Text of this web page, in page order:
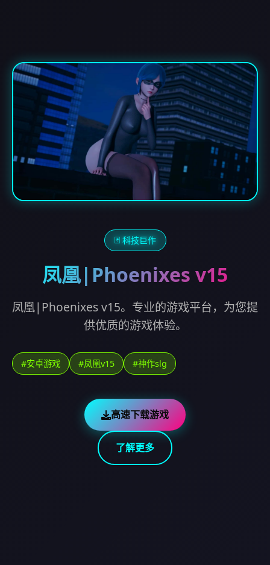
🃏 科技巨作
凤凰|Phoenixes v15
凤凰|Phoenixes v15。专业的游戏平台，为您提
供优质的游戏体验。
#安卓游戏 #凤凰v15 #神作slg
高速下载游戏
了解更多